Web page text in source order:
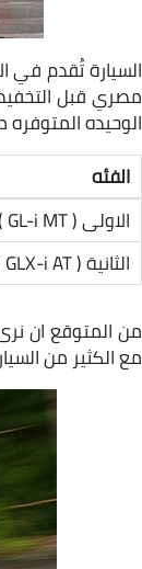
مصري قبل
الوحيده المتوفره من السيارة بحوالي 5 الاف
الفئه
الاولى ( GL-i MT )
الثانية ( GLX-i AT )
مع الكثير من